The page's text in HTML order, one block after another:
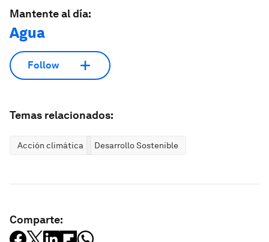
Mantente al día:
Agua
Follow
Temas relacionados:
Acción climática Desarrollo Sostenible
Comparte: